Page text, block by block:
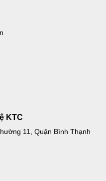
KTC
11, Quận Bình Thạnh